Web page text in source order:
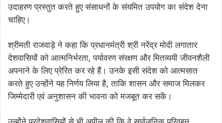
उदाहरण प्रस्तुत करते हुए संसाधनों के संयमित उपयोग का संदेश देना
चाहिए।
श्रीमती राजवाड़े ने कहा कि प्रधानमंत्री श्री नरेंद्र मोदी लगातार
देशवासियों को आत्मनिर्भरता, पर्यावरण संरक्षण और मितव्ययी जीवनशैली
अपनाने के लिए प्रेरित कर रहे हैं। उनके इसी संदेश को आत्मसात
करते हुए उन्होंने यह निर्णय लिया है, ताकि शासन और समाज मिलकर
जिम्मेदारी एवं अनुशासन की भावना को मजबूत कर सकें।